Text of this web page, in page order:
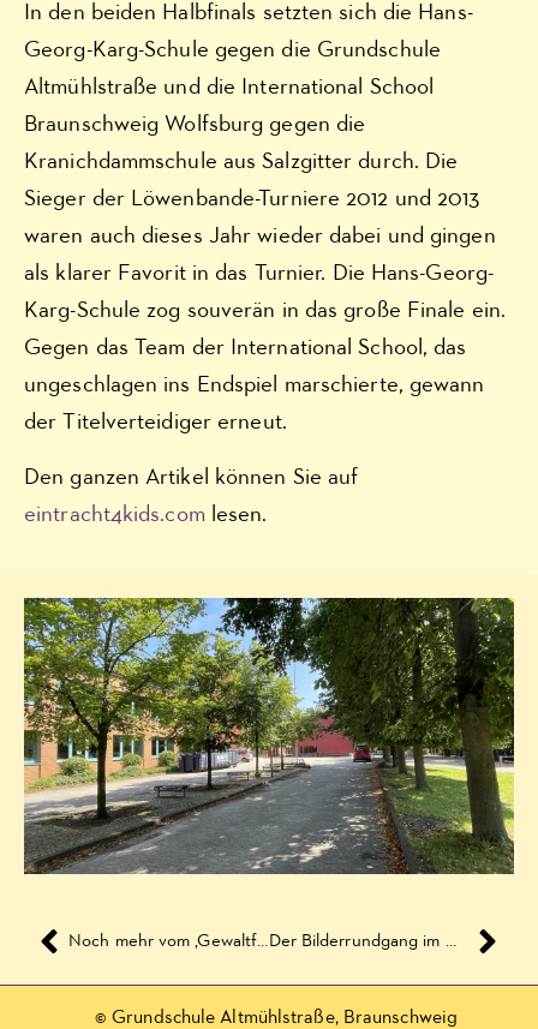
In den beiden Halbfinals setzten sich die Hans-
Georg-Karg-Schule gegen die Grundschule
Altmühlstraße und die International School
Braunschweig Wolfsburg gegen die
Kranichdammschule aus Salzgitter durch. Die
Sieger der Löwenbande-Turniere 2012 und 2013
waren auch dieses Jahr wieder dabei und gingen
als klarer Favorit in das Turnier. Die Hans-Georg-
Karg-Schule zog souverän in das große Finale ein.
Gegen das Team der International School, das
ungeschlagen ins Endspiel marschierte, gewann
der Titelverteidiger erneut.
Den ganzen Artikel können Sie auf
eintracht4kids.com lesen.
Noch mehr vom ‚Gewaltfrei Lernen‘ Der Bilderrundgang im November
© Grundschule Altmühlstraße, Braunschweig